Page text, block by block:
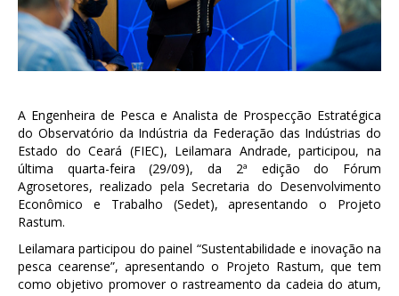
A Engenheira de Pesca e Analista de Prospecção Estratégica
do Observatório da Indústria da Federação das Indústrias do
Estado do Ceará (FIEC), Leilamara Andrade, participou, na
última quarta-feira (29/09), da 2ª edição do Fórum
Agrosetores, realizado pela Secretaria do Desenvolvimento
Econômico e Trabalho (Sedet), apresentando o Projeto
Rastum.
Leilamara participou do painel “Sustentabilidade e inovação na
pesca cearense”, apresentando o Projeto Rastum, que tem
como objetivo promover o rastreamento da cadeia do atum,